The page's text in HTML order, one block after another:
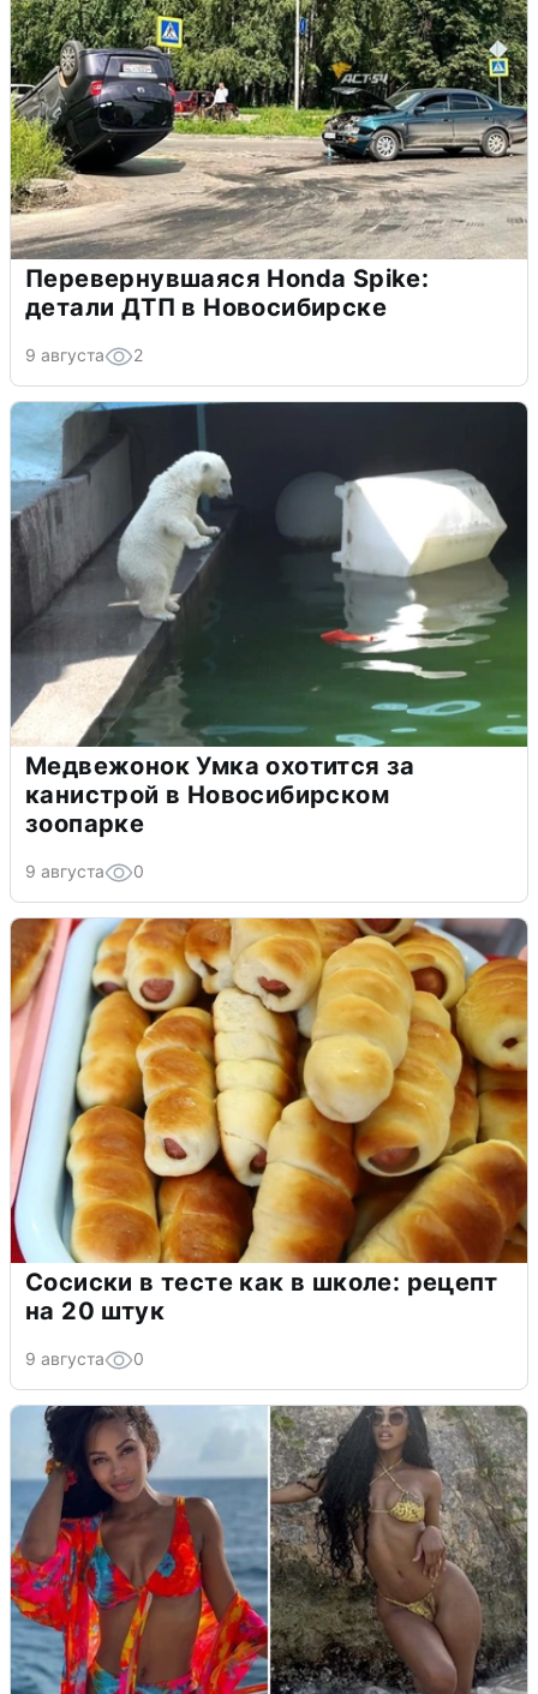
Перевернувшаяся Honda Spike:
детали ДТП в Новосибирске
9 августа 2
Медвежонок Умка охотится за
канистрой в Новосибирском
зоопарке
9 августа 0
Сосиски в тесте как в школе: рецепт
на 20 штук
9 августа 0